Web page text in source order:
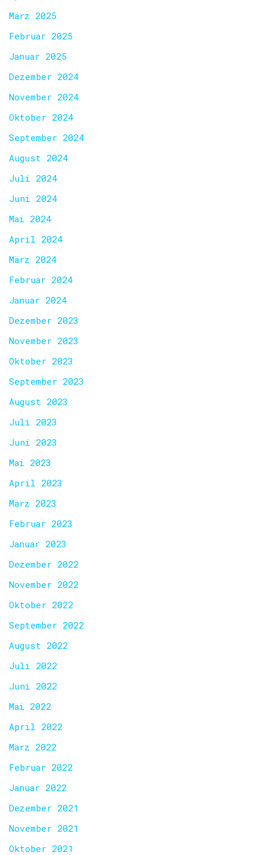
März 2025
Februar 2025
Januar 2025
Dezember 2024
November 2024
Oktober 2024
September 2024
August 2024
Juli 2024
Juni 2024
Mai 2024
April 2024
März 2024
Februar 2024
Januar 2024
Dezember 2023
November 2023
Oktober 2023
September 2023
August 2023
Juli 2023
Juni 2023
Mai 2023
April 2023
März 2023
Februar 2023
Januar 2023
Dezember 2022
November 2022
Oktober 2022
September 2022
August 2022
Juli 2022
Juni 2022
Mai 2022
April 2022
März 2022
Februar 2022
Januar 2022
Dezember 2021
November 2021
Oktober 2021